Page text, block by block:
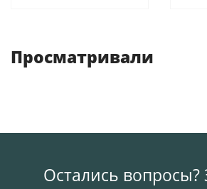
Просматривали
Остались вопросы?